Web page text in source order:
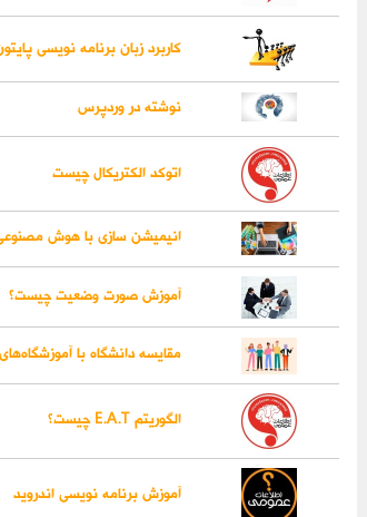
کاربرد زبان برنامه نویسی
نوشته در وردپرس
اتوکد الکتریکال چیست
انیمیشن سازی با هوش
آموزش صورت وضعیت چیست؟
مقایسه دانشگاه با
الگوریتم E.A.T چیست؟
آموزش برنامه نویسی اندروید